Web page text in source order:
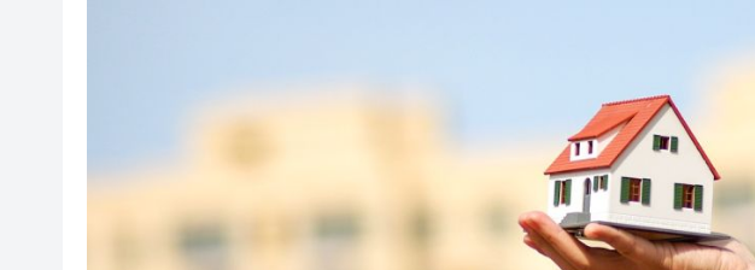
有片〡壽司店雪糕「抹」櫃邊 網民：做咩偷食我杯雪糕